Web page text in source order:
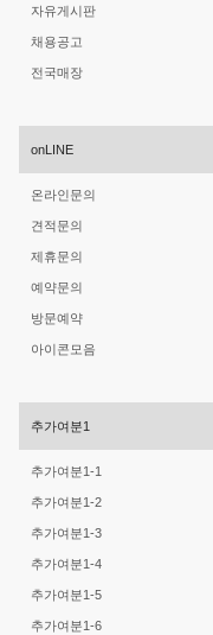
자유게시판
채용공고
전국매장
onLINE
온라인문의
견적문의
제휴문의
예약문의
방문예약
아이콘모음
추가여분1
추가여분1-1
추가여분1-2
추가여분1-3
추가여분1-4
추가여분1-5
추가여분1-6